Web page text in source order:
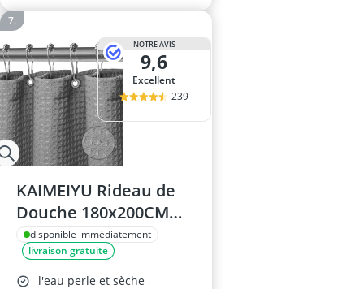
NOTRE AVIS
9,6
Excellent
239
KAIMEIYU Rideau de
Douche 180x200CM
Gris
disponible immédiatement
livraison gratuite
l'eau perle et sèche